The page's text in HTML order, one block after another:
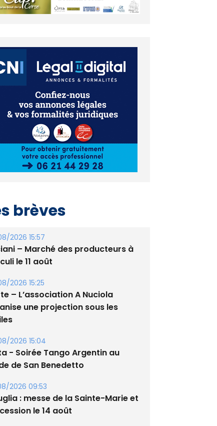
brèves
2026 15:57
– Marché des producteurs à
le 11 août
2026 15:25
– L’association A Nuciola
une projection sous les
2026 15:04
- Soirée Tango Argentin au
de San Benedetto
2026 09:53
: messe de la Sainte-Marie et
le 14 août